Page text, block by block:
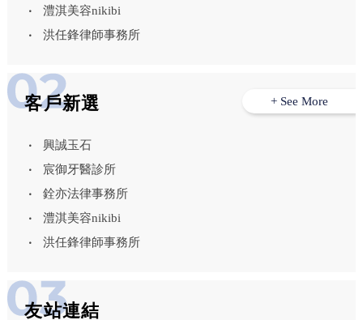
澧淇美容nikibi
洪任鋒律師事務所
客戶新選
興誠玉石
宸御牙醫診所
銓亦法律事務所
澧淇美容nikibi
洪任鋒律師事務所
+ See More
友站連結